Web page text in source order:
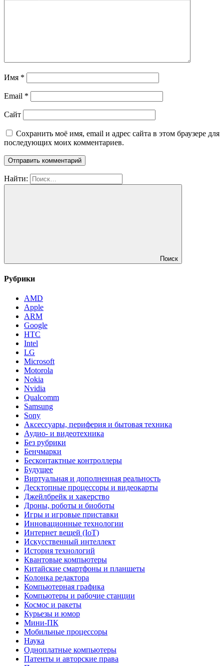
Имя *
Email *
Сайт
Сохранить моё имя, email и адрес сайта в этом браузере для
последующих моих комментариев.
Найти:
Поиск
Рубрики
AMD
Apple
ARM
Google
HTC
Intel
LG
Microsoft
Motorola
Nokia
Nvidia
Qualcomm
Samsung
Sony
Аксессуары, периферия и бытовая техника
Аудио- и видеотехника
Без рубрики
Бенчмарки
Бесконтактные контроллеры
Будущее
Виртуальная и дополненная реальность
Десктопные процессоры и видеокарты
Джейлбрейк и хакерство
Дроны, роботы и биоботы
Игры и игровые приставки
Инновационные технологии
Интернет вещей (IoT)
Искусственный интеллект
История технологий
Квантовые компьютеры
Китайские смартфоны и планшеты
Колонка редактора
Компьютерная графика
Компьютеры и рабочие станции
Космос и ракеты
Курьезы и юмор
Мини-ПК
Мобильные процессоры
Наука
Одноплатные компьютеры
Патенты и авторские права